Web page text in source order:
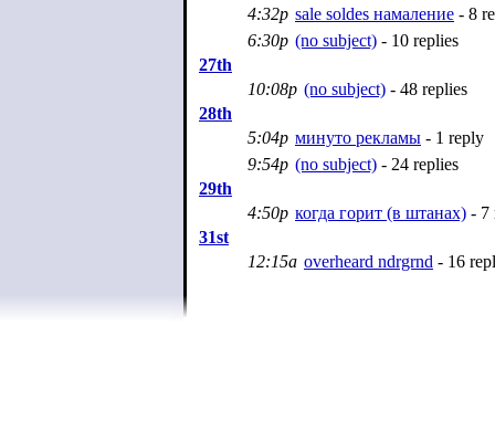
4:32p sale soldes намаление - 8
6:30p (no subject) - 10 replies
27th
10:08p (no subject) - 48 replies
28th
5:04p минуто рекламы - 1 reply
9:54p (no subject) - 24 replies
29th
4:50p когда горит (в штанах) - 7
31st
12:15a overheard ndrgrnd - 16